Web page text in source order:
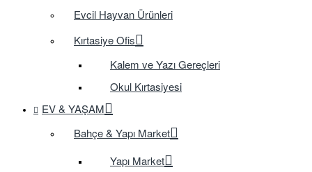
Evcil Hayvan Ürünleri
Kırtasiye Ofis
Kalem ve Yazı Gereçleri
Okul Kırtasiyesi
EV & YAŞAM
Bahçe & Yapı Market
Yapı Market